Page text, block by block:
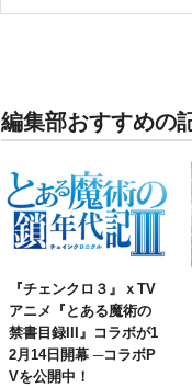
編集部おすすめの
『チェンクロ３』ｘTV
アニメ『とある魔術の
禁書目録III』コラボが1
2月14日開幕 ─コラボP
Vを公開中！